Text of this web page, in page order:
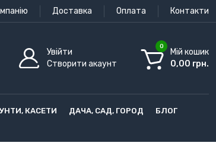
Доставка Оплата Контакти
Увійти
Створити акаунт
0
Мій кошик
0,00 грн.
КАСЕТИ ДАЧА, САД, ГОРОД БЛОГ